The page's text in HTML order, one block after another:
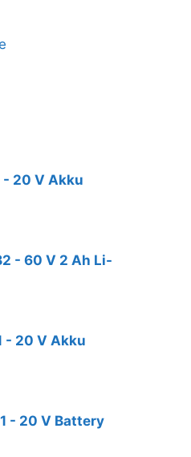
- 20 V Akku
- 60 V 2 Ah Li-
- 20 V Akku
- 20 V Battery